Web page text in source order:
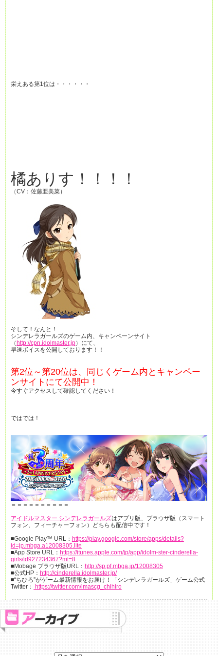
栄えある第1位は・・・・・・
橘ありす！！！！
（CV：佐藤亜美菜）
そして！なんと！
シンデレラガールズのゲーム内、キャンペーンサイト
（http://cpn.idolmaster.jp）にて、
早速ボイスを公開しております！！
第2位～第20位は、同じくゲーム内とキャンペー
ンサイトにて公開中！
今すぐアクセスして確認してください！
ではでは！
＝＝＝＝＝＝＝＝＝＝
アイドルマスター シンデレラガールズはアプリ版、ブラウザ版（スマート
フォン、フィーチャーフォン）どちらも配信中です！
■Google Play™ URL： https://play.google.com/store/apps/details?
id=jp.mbga.a12008305.lite
■App Store URL： https://itunes.apple.com/jp/app/idolm-ster-cinderella-
girls/id927234367?mt=8
■Mobage ブラウザ版URL： http://sp.pf.mbga.jp/12008305
■公式HP： http://cinderella.idolmaster.jp/
■“ちひろ”がゲーム最新情報をお届け！「シンデレラガールズ」ゲーム公式
Twitter： https://twitter.com/imascg_chihiro